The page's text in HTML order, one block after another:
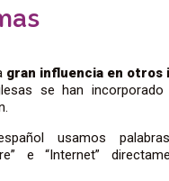
gran influencia en otros
se han
usamos
e “Internet”